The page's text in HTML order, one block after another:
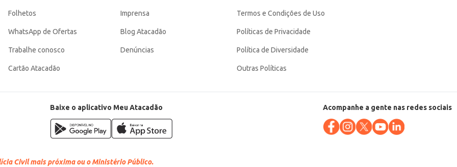
Folhetos
WhatsApp de Ofertas
Trabalhe conosco
Cartão Atacadão
Imprensa
Blog Atacadão
Denúncias
Termos e Condições de Uso
Políticas de Privacidade
Política de Diversidade
Outras Políticas
Baixe o aplicativo Meu Atacadão Acompanhe a gente nas redes sociais
Civil mais próxima ou o Ministério Público.